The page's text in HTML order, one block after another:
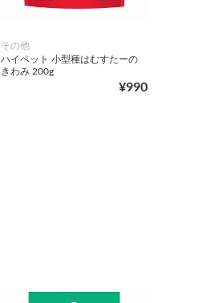
その他
ハイペット 小型種はむすたーの
きわみ 200g
¥990